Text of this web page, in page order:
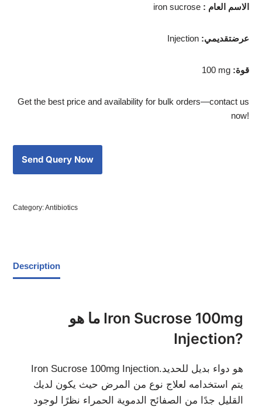
iron sucrose : الاسم العام
Injection :عرضتقديمي
100 mg :قوة
Get the best price and availability for bulk orders—contact us
now!
Category:Antibiotics
Description
ما هو Iron Sucrose 100mg
Injection?
Iron Sucrose 100mg Injectionهو دواء بديل للحديد.
يتم استخدامه لعلاج نوع من المرض حيث يكون لديك
القليل جدًا من الصفائح الدموية الحمراء نظرًا لوجود